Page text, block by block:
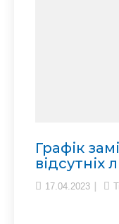
Графік
відсутніх
17.04.2023